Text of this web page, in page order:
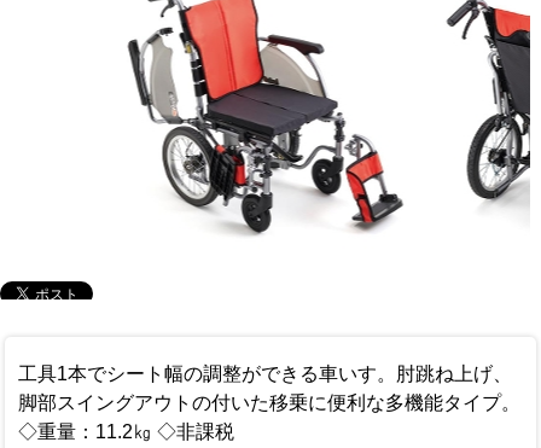
工具1本でシート幅の調整ができる車いす。肘跳ね上げ、
脚部スイングアウトの付いた移乗に便利な多機能タイプ。
◇重量：11.2㎏ ◇非課税